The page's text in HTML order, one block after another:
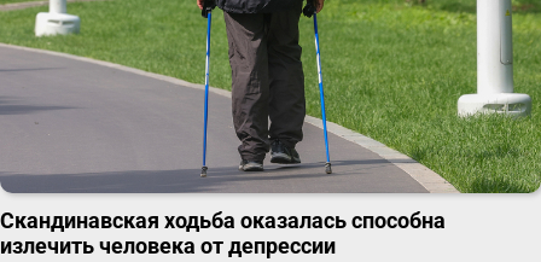
Скандинавская ходьба оказалась способна
излечить человека от депрессии